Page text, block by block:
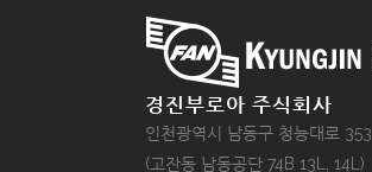
경진부로아 주식회사
인천광역시 남동구 청능대로 353
(고잔동 남동공단 74B 13L, 14L)